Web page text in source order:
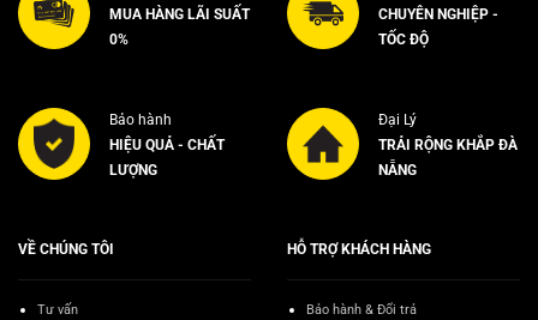
MUA HÀNG LÃI SUẤT
0%
CHUYÊN NGHIỆP -
TỐC ĐỘ
Bảo hành
HIỆU QUẢ - CHẤT
LƯỢNG
Đại Lý
TRẢI RỘNG KHẮP ĐÀ
NẴNG
VỀ CHÚNG TÔI
Tư vấn
HỖ TRỢ KHÁCH HÀNG
Bảo hành & Đổi trả